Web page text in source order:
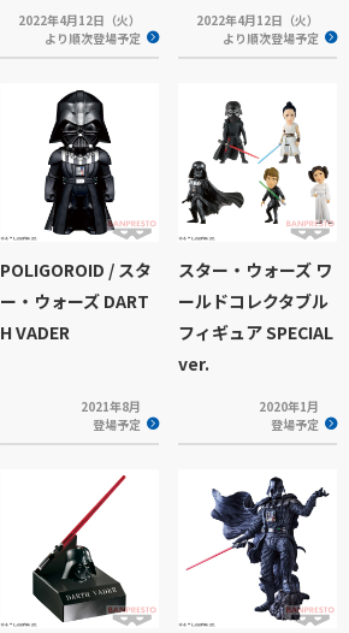
2022年4月12日（火）
より順次登場予定
2022年4月12日（火）
より順次登場予定
POLIGOROID / スタ
ー・ウォーズ DART
H VADER
2021年8月
登場予定
スター・ウォーズ ワ
ールドコレクタブル
フィギュア SPECIAL
ver.
2020年1月
登場予定